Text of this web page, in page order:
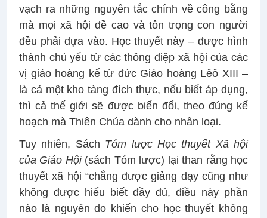
vạch ra những nguyên tắc chính về công bằng
mà mọi xã hội đề cao và tôn trọng con người
đều phải dựa vào. Học thuyết này – được hình
thành chủ yếu từ các thông điệp xã hội của các
vị giáo hoàng kể từ đức Giáo hoàng Lêô XIII –
là cả một kho tàng đích thực, nếu biết áp dụng,
thì cả thế giới sẽ được biến đổi, theo đúng kế
hoạch mà Thiên Chúa dành cho nhân loại.
Tuy nhiên, Sách Tóm lược Học thuyết Xã hội
của Giáo Hội (sách Tóm lược) lại than rằng học
thuyết xã hội “chẳng được giảng dạy cũng như
không được hiểu biết đầy đủ, điều này phần
nào là nguyên do khiến cho học thuyết không